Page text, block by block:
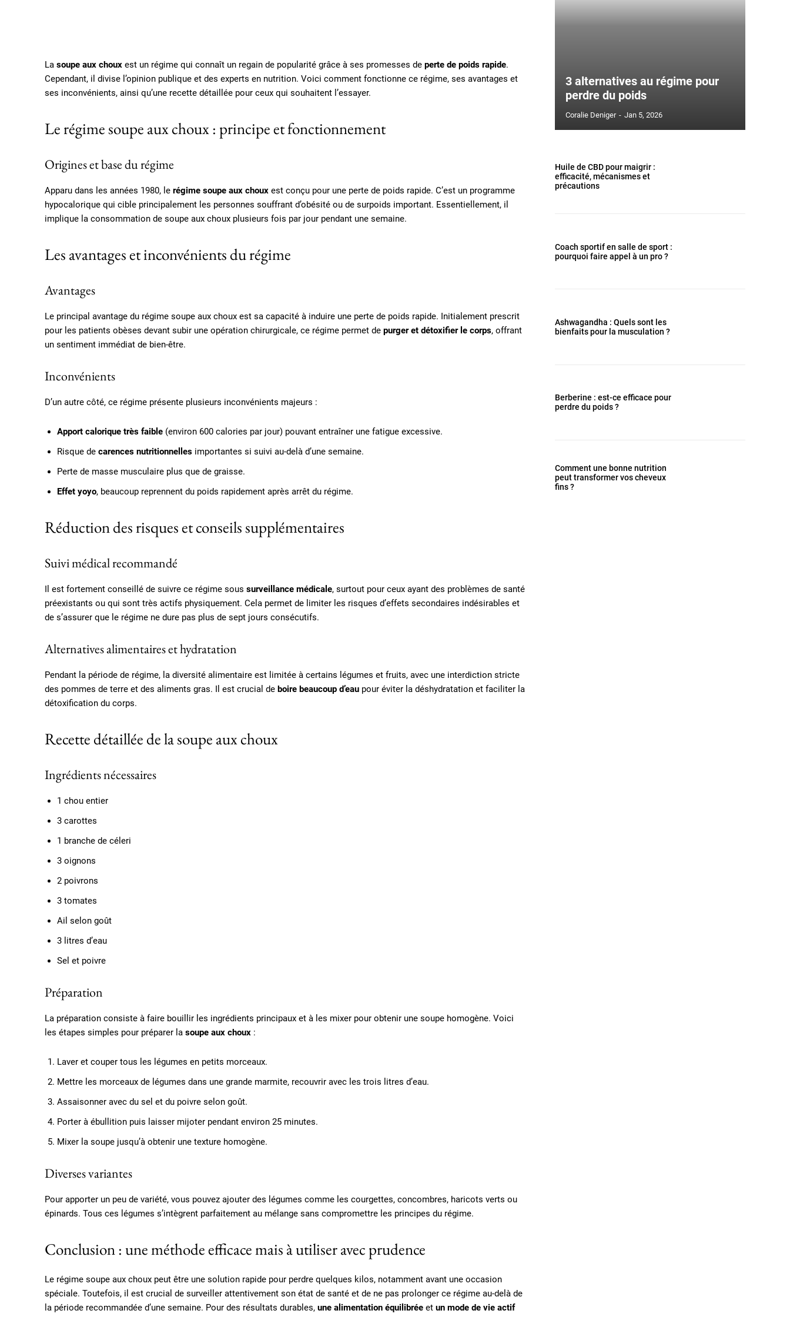
La soupe aux choux est un régime qui connaît un regain de popularité grâce à ses promesses de perte de poids rapide.
Cependant, il divise l’opinion publique et des experts en nutrition. Voici comment fonctionne ce régime, ses avantages et
ses inconvénients, ainsi qu’une recette détaillée pour ceux qui souhaitent l’essayer.
Le régime soupe aux choux : principe et fonctionnement
Origines et base du régime
Apparu dans les années 1980, le régime soupe aux choux est conçu pour une perte de poids rapide. C’est un programme
hypocalorique qui cible principalement les personnes souffrant d’obésité ou de surpoids important. Essentiellement, il
implique la consommation de soupe aux choux plusieurs fois par jour pendant une semaine.
Les avantages et inconvénients du régime
Avantages
Le principal avantage du régime soupe aux choux est sa capacité à induire une perte de poids rapide. Initialement prescrit
pour les patients obèses devant subir une opération chirurgicale, ce régime permet de purger et détoxifier le corps, offrant
un sentiment immédiat de bien-être.
Inconvénients
D’un autre côté, ce régime présente plusieurs inconvénients majeurs :
Apport calorique très faible (environ 600 calories par jour) pouvant entraîner une fatigue excessive.
Risque de carences nutritionnelles importantes si suivi au-delà d’une semaine.
Perte de masse musculaire plus que de graisse.
Effet yoyo, beaucoup reprennent du poids rapidement après arrêt du régime.
Réduction des risques et conseils supplémentaires
Suivi médical recommandé
Il est fortement conseillé de suivre ce régime sous surveillance médicale, surtout pour ceux ayant des problèmes de santé
préexistants ou qui sont très actifs physiquement. Cela permet de limiter les risques d’effets secondaires indésirables et
de s’assurer que le régime ne dure pas plus de sept jours consécutifs.
Alternatives alimentaires et hydratation
Pendant la période de régime, la diversité alimentaire est limitée à certains légumes et fruits, avec une interdiction stricte
des pommes de terre et des aliments gras. Il est crucial de boire beaucoup d’eau pour éviter la déshydratation et faciliter la
détoxification du corps.
Recette détaillée de la soupe aux choux
Ingrédients nécessaires
1 chou entier
3 carottes
1 branche de céleri
3 oignons
2 poivrons
3 tomates
Ail selon goût
3 litres d’eau
Sel et poivre
Préparation
La préparation consiste à faire bouillir les ingrédients principaux et à les mixer pour obtenir une soupe homogène. Voici
les étapes simples pour préparer la soupe aux choux :
Laver et couper tous les légumes en petits morceaux.
Mettre les morceaux de légumes dans une grande marmite, recouvrir avec les trois litres d’eau.
Assaisonner avec du sel et du poivre selon goût.
Porter à ébullition puis laisser mijoter pendant environ 25 minutes.
Mixer la soupe jusqu’à obtenir une texture homogène.
Diverses variantes
Pour apporter un peu de variété, vous pouvez ajouter des légumes comme les courgettes, concombres, haricots verts ou
épinards. Tous ces légumes s’intègrent parfaitement au mélange sans compromettre les principes du régime.
Conclusion : une méthode efficace mais à utiliser avec prudence
Le régime soupe aux choux peut être une solution rapide pour perdre quelques kilos, notamment avant une occasion
spéciale. Toutefois, il est crucial de surveiller attentivement son état de santé et de ne pas prolonger ce régime au-delà de
la période recommandée d’une semaine. Pour des résultats durables, une alimentation équilibrée et un mode de vie actif
3 alternatives au régime pour
perdre du poids
Coralie Deniger - Jan 5, 2026
Huile de CBD pour maigrir :
efficacité, mécanismes et
précautions
Coach sportif en salle de sport :
pourquoi faire appel à un pro ?
Ashwagandha : Quels sont les
bienfaits pour la musculation ?
Berberine : est-ce efficace pour
perdre du poids ?
Comment une bonne nutrition
peut transformer vos cheveux
fins ?